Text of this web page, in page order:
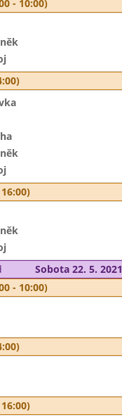
- 10:00)
Sobota 22. 5. 2021
- 10:00)